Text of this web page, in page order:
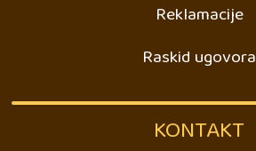
Reklamacije
Raskid ugovora
KONTAKT